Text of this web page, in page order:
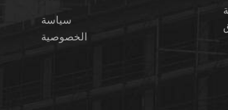
سياسة
الخصوصية